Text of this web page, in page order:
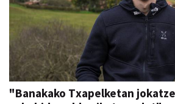
"Banakako Txapelketan